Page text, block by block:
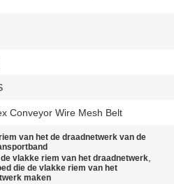
Conveyor Wire Mesh Belt
van het de draadnetwerk van de
vlakke riem van het draadnetwerk,
die de vlakke riem van het
maken